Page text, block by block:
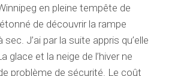
en pleine tempête de
de découvrir la rampe
J’ai par la suite appris qu’elle
glace et la neige de l’hiver ne
problème de sécurité. Le coût